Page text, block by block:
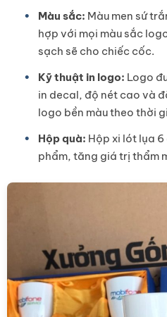
Màu sắc: Màu men sứ
hợp với mọi màu sắc
sạch sẽ cho chiếc cốc.
Kỹ thuật in logo: Logo
in decal, độ nét cao và
logo bền màu theo thời
Hộp quà: Hộp xi lót lụa
phẩm, tăng giá trị thẩm